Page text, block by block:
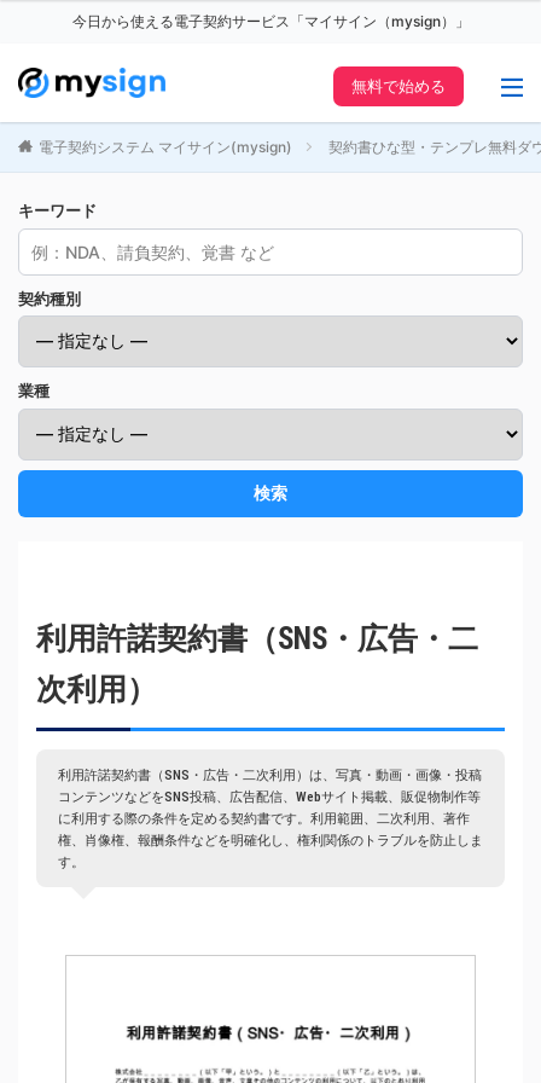
今日から使える電子契約サービス「マイサイン（mysign）」
無料で始める
電子契約システム マイサイン(mysign) 契約書ひな型・テンプレ無料ダ
キーワード
契約種別
業種
検索
利用許諾契約書（SNS・広告・二
次利用）
利用許諾契約書（SNS・広告・二次利用）は、写真・動画・画像・投稿
コンテンツなどをSNS投稿、広告配信、Webサイト掲載、販促物制作等
に利用する際の条件を定める契約書です。利用範囲、二次利用、著作
権、肖像権、報酬条件などを明確化し、権利関係のトラブルを防止しま
す。